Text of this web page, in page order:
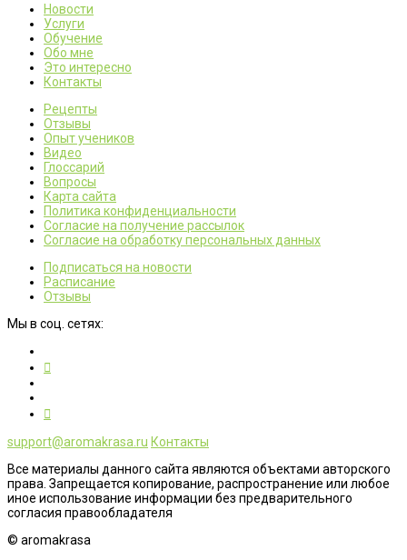
Новости
Услуги
Обучение
Обо мне
Это интересно
Контакты
Рецепты
Отзывы
Опыт учеников
Видео
Глоссарий
Вопросы
Карта сайта
Политика конфиденциальности
Согласие на получение рассылок
Согласие на обработку персональных данных
Подписаться на новости
Расписание
Отзывы
Мы в соц. сетях:
support@aromakrasa.ru Контакты
Все материалы данного сайта являются объектами авторского
права. Запрещается копирование, распространение или любое
иное использование информации без предварительного
согласия правообладателя
© aromakrasa